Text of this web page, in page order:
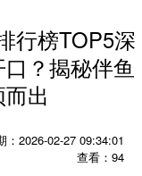
行榜TOP5深
？揭秘伴鱼
出
：2026-02-27 09:34:01
查看：94